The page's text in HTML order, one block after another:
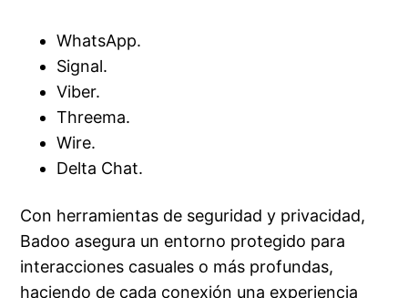
WhatsApp.
Signal.
Viber.
Threema.
Wire.
Delta Chat.
Con herramientas de seguridad y privacidad,
Badoo asegura un entorno protegido para
interacciones casuales o más profundas,
haciendo de cada conexión una experiencia